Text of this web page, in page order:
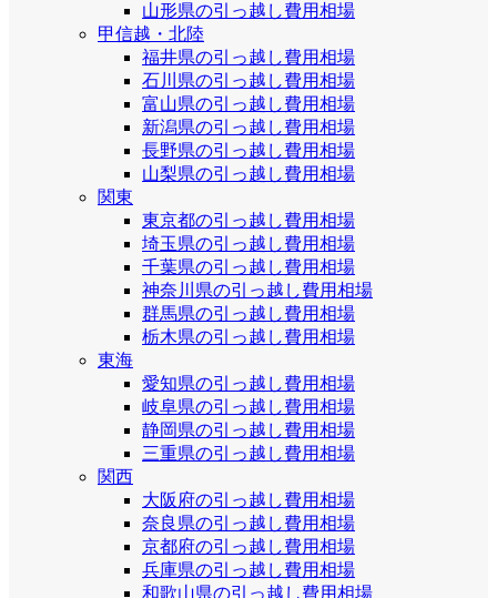
山形県の引っ越し費用相場
甲信越・北陸
福井県の引っ越し費用相場
石川県の引っ越し費用相場
富山県の引っ越し費用相場
新潟県の引っ越し費用相場
長野県の引っ越し費用相場
山梨県の引っ越し費用相場
関東
東京都の引っ越し費用相場
埼玉県の引っ越し費用相場
千葉県の引っ越し費用相場
神奈川県の引っ越し費用相場
群馬県の引っ越し費用相場
栃木県の引っ越し費用相場
東海
愛知県の引っ越し費用相場
岐阜県の引っ越し費用相場
静岡県の引っ越し費用相場
三重県の引っ越し費用相場
関西
大阪府の引っ越し費用相場
奈良県の引っ越し費用相場
京都府の引っ越し費用相場
兵庫県の引っ越し費用相場
和歌山県の引っ越し費用相場